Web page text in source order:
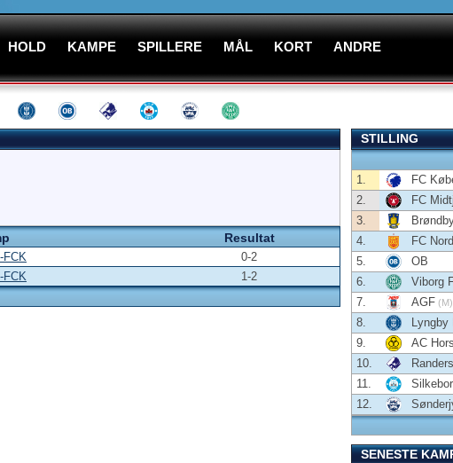
HOLD KAMPE SPILLERE MÅL KORT ANDRE
Resultat
FCK
0-2
FCK 1-2
STILLING
1. FC
2.
FC
3.
4.
FC
5.
OB
6.
Viborg
7.
AGF (M)
8.
Lyngby
9.
AC
10.
11.
12.
SENESTE